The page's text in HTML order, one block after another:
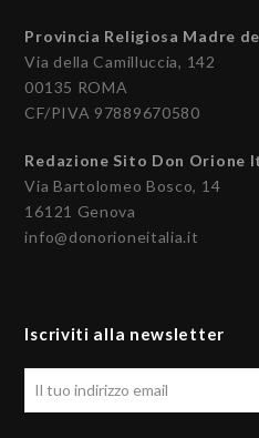
Provincia Religiosa Madre
Via della Camilluccia, 142
00135 ROMA
CF/PIVA 97889670580
Redazione Sito Don Orione
Via Bartolomeo Bosco, 14
16121 Genova
info@donorioneitalia.it
Iscriviti alla newsletter